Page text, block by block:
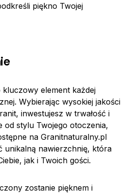
piękno Twojej
kluczowy element każdej
Wybierając wysokiej jakości
inwestujesz w trwałość i
od stylu Twojego otoczenia,
na Granitnaturalny.pl
unikalną nawierzchnię, która
jak i Twoich gości.
zostanie pięknem i